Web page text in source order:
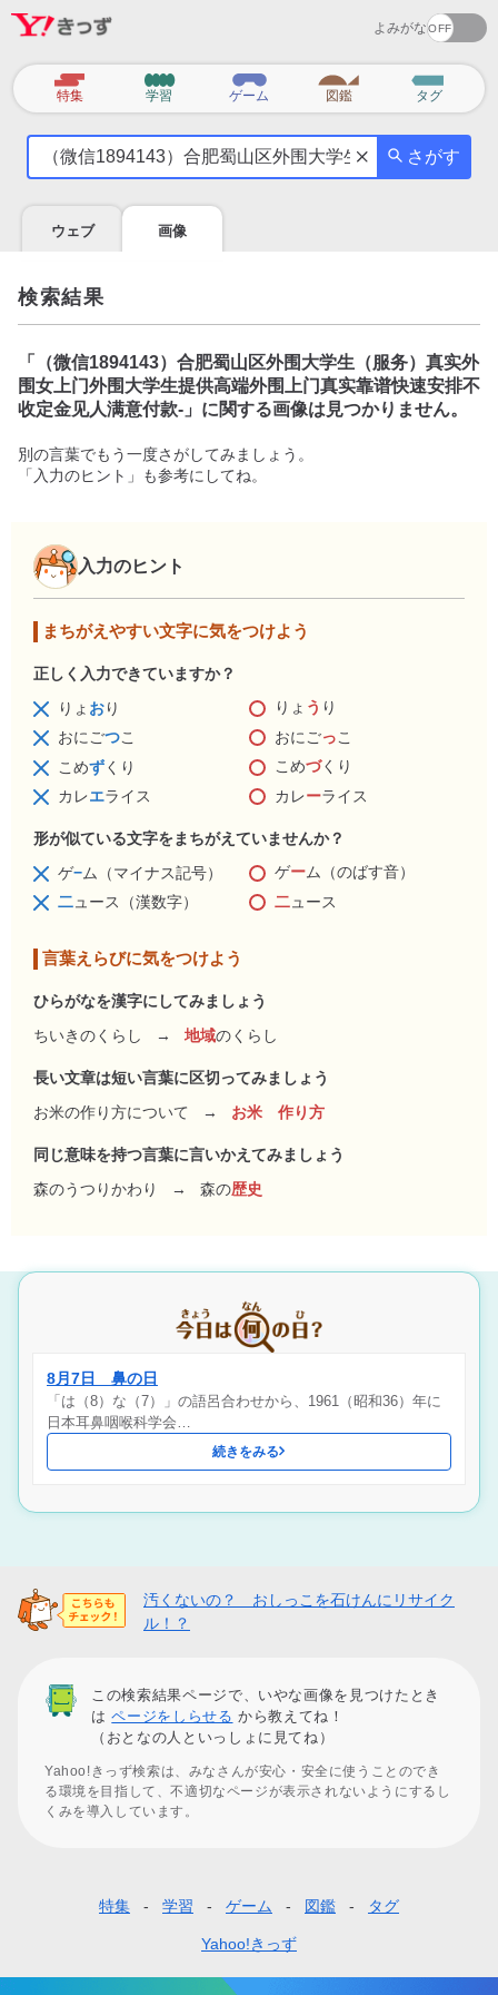
よみがな
カ
テ
特集 学習 ゲーム 図鑑 タグ
気
を
調
べ
よ
う
さがす
ウェブ 画像
検索結果
「
（微信1894143）合肥蜀山区外围大学生（服务）真实外
围女上门外围大学生提供高端外围上门真实靠谱快速安排不
收定金见人满意付款- 」に関する画像は見つかりません。
別の言葉でもう一度さがしてみましょう。
「入力のヒント」も参考にしてね。
入力のヒント
まちがえやすい文字に気をつけよう
正しく入力できていますか？
りょ おり りょ う り
おにごつこ おにごっこ
こめずくり こめづくり
カレエライス カレーライス
形が似ている文字をまちがえていませんか？
ゲ−ム（マイナス記号） ゲーム（のばす音）
二ュース（漢数字） 二ュース
言葉えらびに気をつけよう
ひらがなを漢字にしてみましょう
ちいきのくらし
→ 地域のくらし
長い文章は短い言葉に区切ってみましょう
お米の作り方について
→ お米 作り方
同じ意味を持つ言葉に言いかえてみましょう
森のうつりかわり
→ 森の歴史
8月7日 鼻の日
「は（8）な（7）」の語呂合わせから、1961（昭和36）年に
日本耳鼻咽喉科学会…
続きをみる
汚くないの？ おしっこを石けんにリサイク
ル！？
この検索結果ページで、いやな画像を見つけたとき
はページをしらせる から教えてね！
（おとなの人といっしょに見てね）
Yahoo!きっず検索は、みなさんが安心・安全に使うことのでき
る環境を目指して、不適切なページが表示されないようにするし
くみを導入しています。
タ
特集 学習 ゲーム 図鑑 タグ
Yahoo!きっず